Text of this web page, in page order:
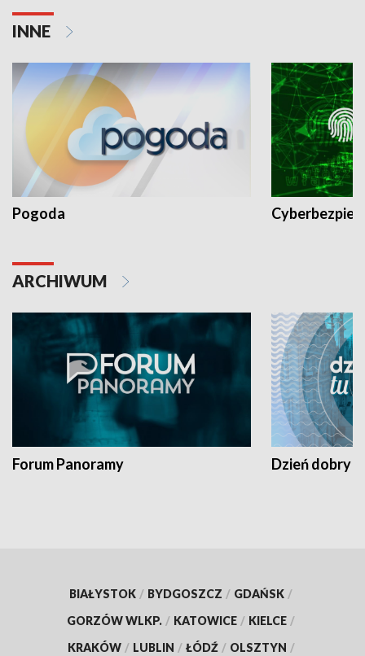
INNE
Pogoda
ARCHIWUM
Forum Panoramy Dzień dobry
BIAŁYSTOK / BYDGOSZCZ / GDAŃSK /
GORZÓW WLKP. / KATOWICE / KIELCE /
KRAKÓW / LUBLIN / ŁÓDŹ / OLSZTYN /